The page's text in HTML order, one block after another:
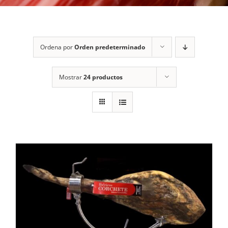
Ordena porOrden predeterminado
Mostrar24 productos